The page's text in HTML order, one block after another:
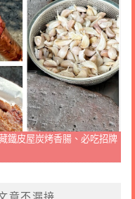
鐵皮屋炭烤香腸、必吃招牌